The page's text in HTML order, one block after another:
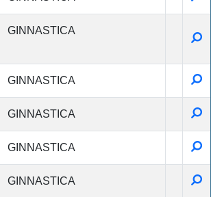
GINNASTICA
GINNASTICA
GINNASTICA
GINNASTICA
GINNASTICA